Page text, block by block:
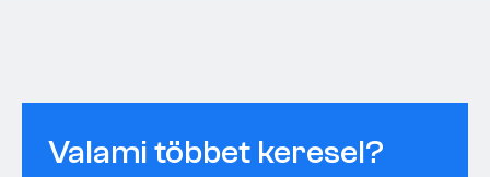
Valami többet keresel?